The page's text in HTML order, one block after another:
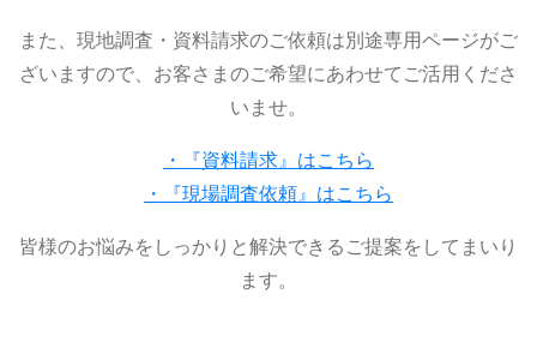
また、現地調査・資料請求のご依頼は別途専用ページがご
ざいますので、お客さまのご希望にあわせてご活用くださ
いませ。
・『資料請求』はこちら
・『現場調査依頼』はこちら
皆様のお悩みをしっかりと解決できるご提案をしてまいり
ます。